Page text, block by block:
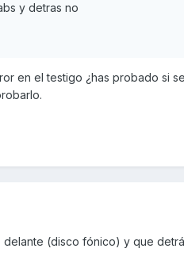
y detras no
en el testigo ¿has probado si
(disco fónico) y que